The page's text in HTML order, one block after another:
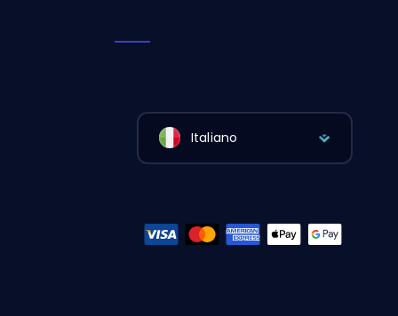
Italiano